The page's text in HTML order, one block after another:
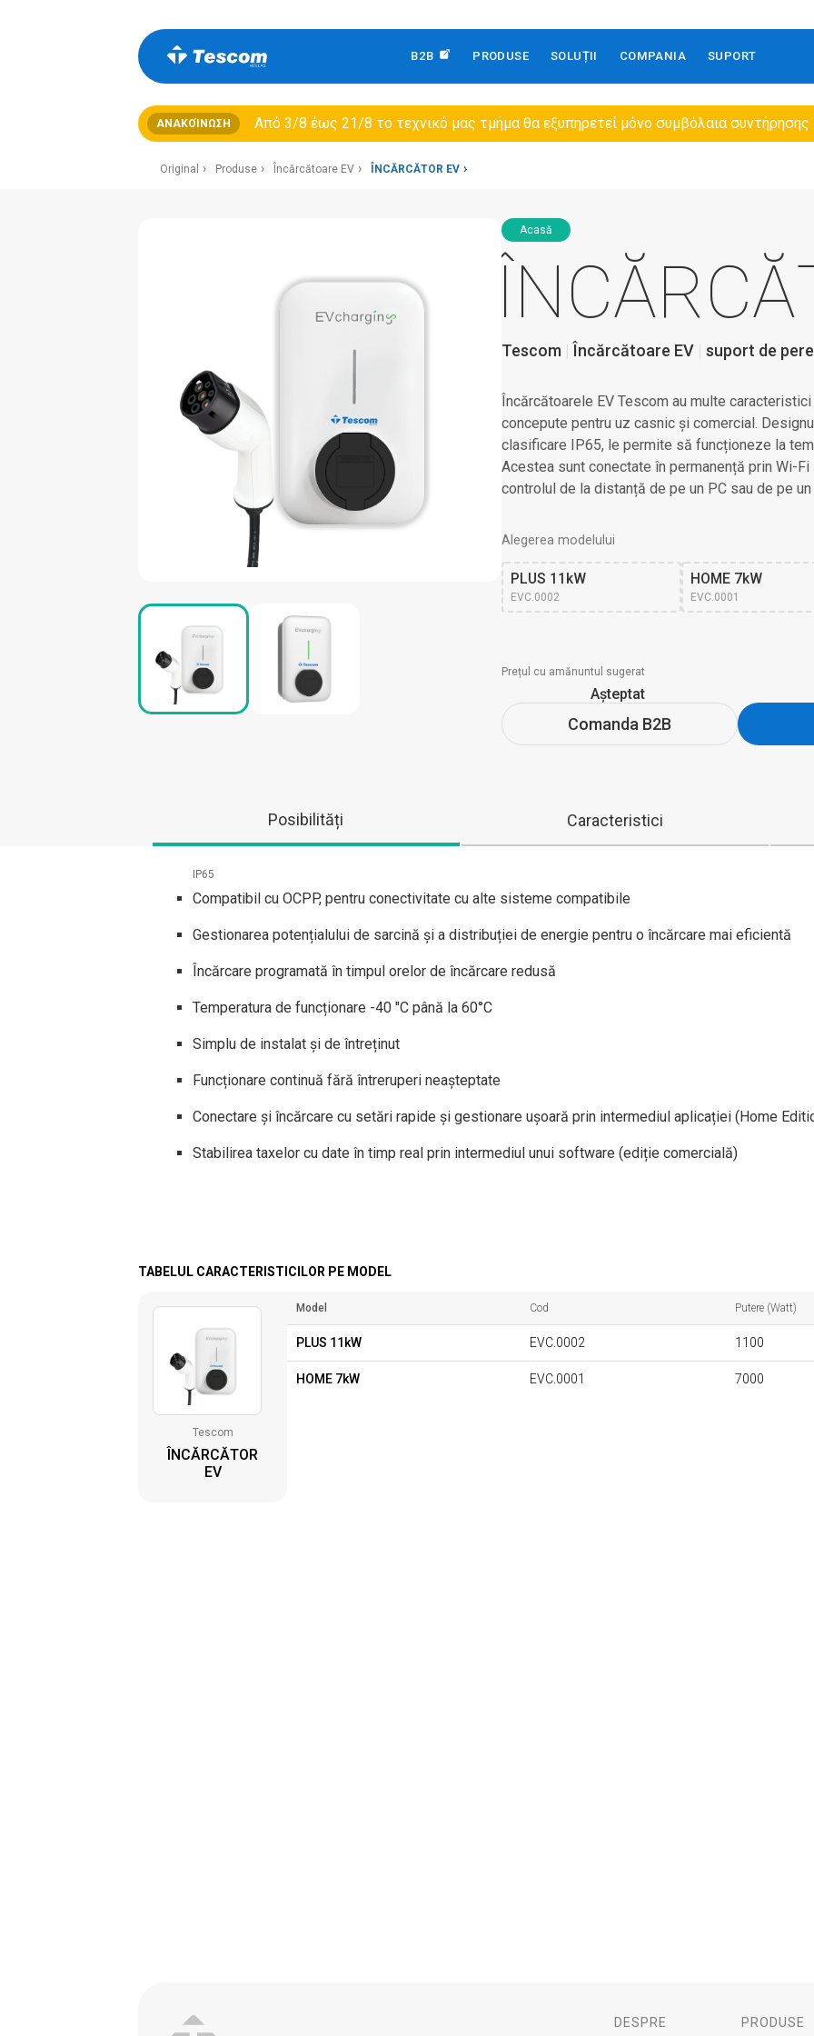
B2B PRODUSE SOLUȚII COMPANIA SUPORT
ΑΝΑΚΟΊΝΩΣΗ Από 3/8 έως 21/8 τo τεχνικό μας τμήμα θα εξυπηρετεί μόνο συμβόλαια
Original Produse Încărcătoare EV ÎNCĂRCĂTOR EV
Acasă
Tescom Încărcătoare EV suport de
Încărcătoarele EV Tescom au multe
concepute pentru uz casnic și comercial.
clasificare IP65, le permite să funcționeze la
Acestea sunt conectate în permanență prin Wi-
controlul de la distanță de pe un PC sau de pe
Alegerea modelului
PLUS 11kW
EVC.0002
HOME 7kW
EVC.0001
Prețul cu amănuntul sugerat
Așteptat
Comanda B2B
Posibilități Caracteristici
IP65
Compatibil cu OCPP, pentru conectivitate cu alte sisteme compatibile
Gestionarea potențialului de sarcină și a distribuției de energie pentru o încărcare mai eficientă
Încărcare programată în timpul orelor de încărcare redusă
Temperatura de funcționare -40 "C până la 60°C
Simplu de instalat și de întreținut
Funcționare continuă fără întreruperi neașteptate
Conectare și încărcare cu setări rapide și gestionare ușoară prin intermediul aplicației (Home
Stabilirea taxelor cu date în timp real prin intermediul unui software (ediție comercială)
TABELUL CARACTERISTICILOR PE MODEL
Tescom
ÎNCĂRCĂTOR
EV
Model Cod Putere (Watt)
PLUS 11kW EVC.0002 1100
HOME 7kW EVC.0001 7000
DESPRE PRODUSE